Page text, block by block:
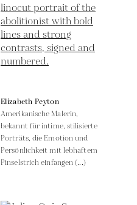
Elizabeth Peyton
Amerikanische Malerin,
bekannt für intime, stilisierte
Porträts, die Emotion und
Persönlichkeit mit lebhaftem
Pinselstrich einfangen (...)